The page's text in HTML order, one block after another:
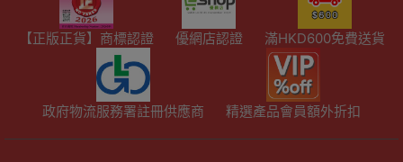
【正版正貨】商標認證 優網店認證 滿HKD600免費送貨
政府物流服務署註冊供應商 精選產品會員額外折扣